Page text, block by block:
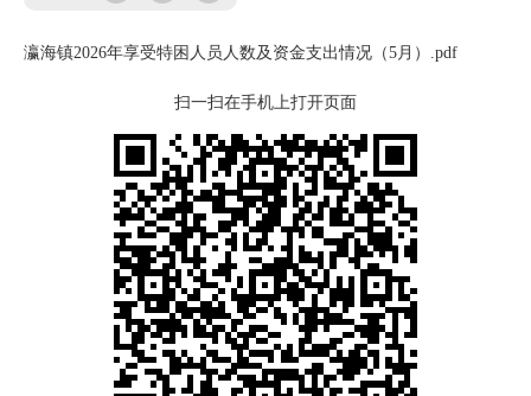
瀛海镇2026年享受特困人员人数及资金支出情况（5月）.pdf
扫一扫在手机上打开页面